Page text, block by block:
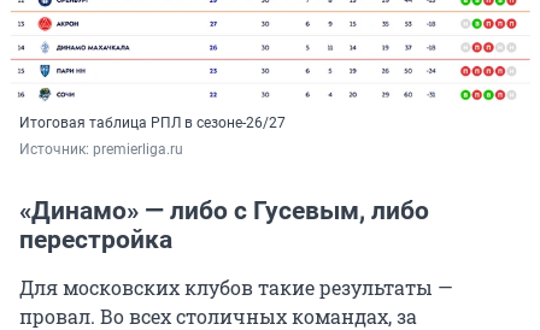
Итоговая таблица РПЛ в сезоне-26/27
Источник: premierliga.ru
«Динамо» — либо с Гусевым, либо
перестройка
Для московских клубов такие результаты —
провал. Во всех столичных командах, за